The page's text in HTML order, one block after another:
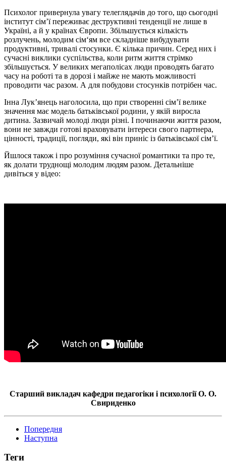
Психолог привернула увагу телеглядачів до того, що сьогодні
інститут сім’ї переживає деструктивні тенденції не лише в
Україні, а й у країнах Європи. Збільшується кількість
розлучень, молодим сім‘ям все складніше вибудувати
продуктивні, тривалі стосунки. Є кілька причин. Серед них і
сучасні виклики суспільства, коли ритм життя стрімко
збільшується. У великих мегаполісах люди проводять багато
часу на роботі та в дорозі і майже не мають можливості
проводити час разом. А для побудови стосунків потрібен час.
Інна Лук’янець наголосила, що при створенні сім’ї велике
значення має модель батьківської родини, у якій виросла
дитина. Зазвичай молоді люди різні. І починаючи життя разом,
вони не завжди готові враховувати інтереси свого партнера,
цінності, традиції, погляди, які він приніс із батьківської сім’ї.
Йшлося також і про розуміння сучасної романтики та про те,
як долати труднощі молодим людям разом. Детальніше
дивіться у відео:
Старший викладач кафедри педагогіки і психології О. О.
Свириденко
Попередня
Наступна
Теги